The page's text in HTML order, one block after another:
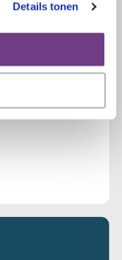
Details tonen